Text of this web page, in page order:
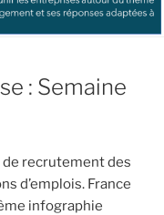
: Semaine
recrutement des
d’emplois. France
infographie